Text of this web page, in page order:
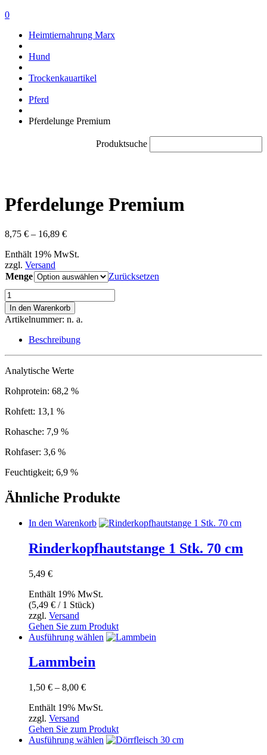
0
Heimtiernahrung Marx
Hund
Trockenkauartikel
Pferd
Pferdelunge Premium
Produktsuche
Pferdelunge Premium
8,75 € – 16,89 €Preisspanne:
bis
Enthält 19% MwSt.
zzgl. Versand
Menge
Zurücksetzen
Pferdelunge
Premium
Menge
In den Warenkorb
Artikelnummer: n. a.
Beschreibung
Analytische Werte
Rohprotein: 68,2 %
Rohfett: 13,1 %
Rohasche: 7,9 %
Rohfaser: 3,6 %
Feuchtigkeit; 6,9 %
Ähnliche Produkte
In den Warenkorb
Rinderkopfhautstange 1 Stk. 70 cm
5,49 €
Enthält 19% MwSt.
(5,49 € / 1 Stück)
zzgl. Versand
Gehen Sie zum Produkt
Ausführung wählen Dieses
auf
der
Lammbein
1,50 € – 8,00 €Preisspanne:
bis
Enthält 19% MwSt.
zzgl. Versand
Gehen Sie zum Produkt
Ausführung wählen Dieses